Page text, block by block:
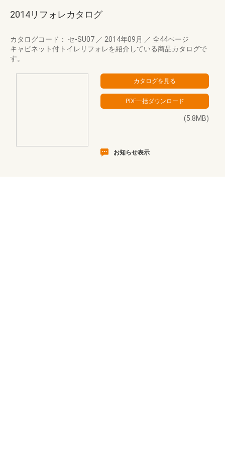
2014リフォレカタログ
カタログコード： セ-SU07 ／ 2014年09月 ／ 全44ページ
キャビネット付トイレリフォレを紹介している商品カタログで
す。
(5.8MB)
お知らせ表示